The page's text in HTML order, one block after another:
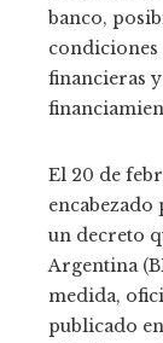
banco,
condiciones
financieras
El 20 de
un decreto
Argentina
medida,
publicado